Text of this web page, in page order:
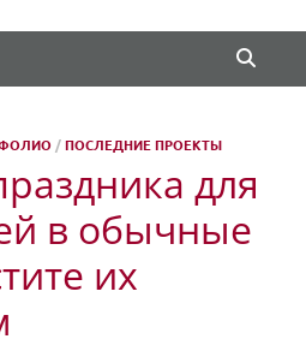
/ПОСЛЕДНИЕ ПРОЕКТЫ
для
в обычные
их